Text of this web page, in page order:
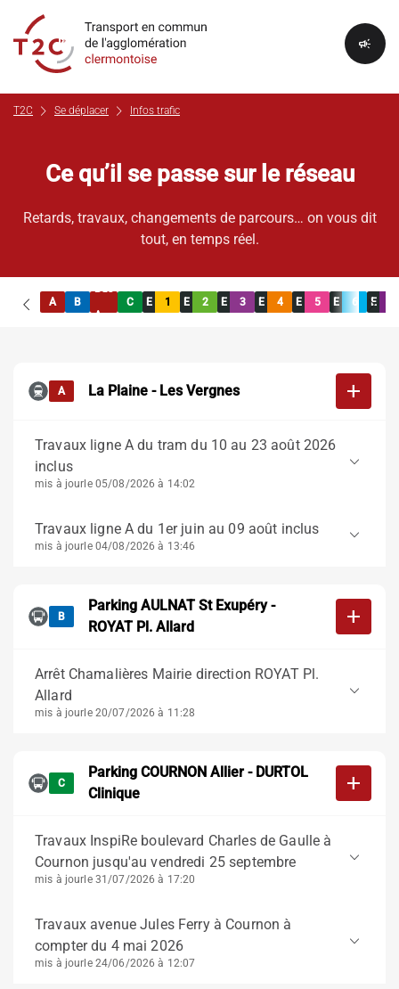
campaign
T2C chevron_right Se déplacer chevron_right Infos trafic
Ce qu’il se passe sur le réseau
Retards, travaux, changements de parcours… on vous dit
tout, en temps réel.
chevron_left A B
Bus
A
C E 1 E 2 E 3 E 4 E 5 E 6 E
chevron_right
A La Plaine - Les Vergnes add
Travaux ligne A du tram du 10 au 23 août 2026
inclus
mis à jour le 05/08/2026 à 14:02
keyboard_arrow_down
Travaux ligne A du 1er juin au 09 août inclus
mis à jour le 04/08/2026 à 13:46 keyboard_arrow_down
B
Parking AULNAT St Exupéry -
ROYAT Pl. Allard
add
Arrêt Chamalières Mairie direction ROYAT Pl.
Allard
mis à jour le 20/07/2026 à 11:28
keyboard_arrow_down
C
Parking COURNON Allier - DURTOL
Clinique
add
Travaux InspiRe boulevard Charles de Gaulle à
Cournon jusqu'au vendredi 25 septembre
mis à jour le 31/07/2026 à 17:20
keyboard_arrow_down
Travaux avenue Jules Ferry à Cournon à
compter du 4 mai 2026
mis à jour le 24/06/2026 à 12:07
keyboard_arrow_down